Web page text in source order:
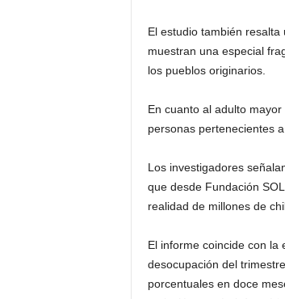
El estudio también
muestran una especial
los pueblos originarios.
En cuanto al adulto
personas pertenecientes
Los investigadores
que desde Fundación
realidad de millones de
El informe coincide con la
desocupación del
porcentuales en doce